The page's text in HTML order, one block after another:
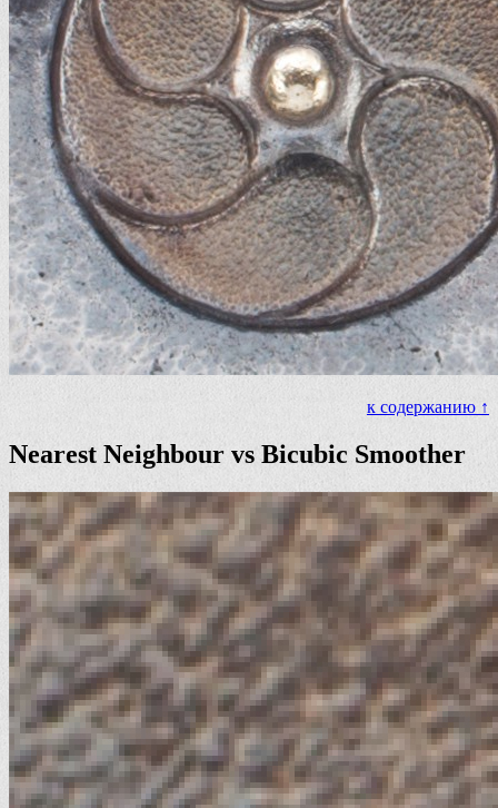
к содержанию ↑
Nearest Neighbour vs Bicubic Smoother